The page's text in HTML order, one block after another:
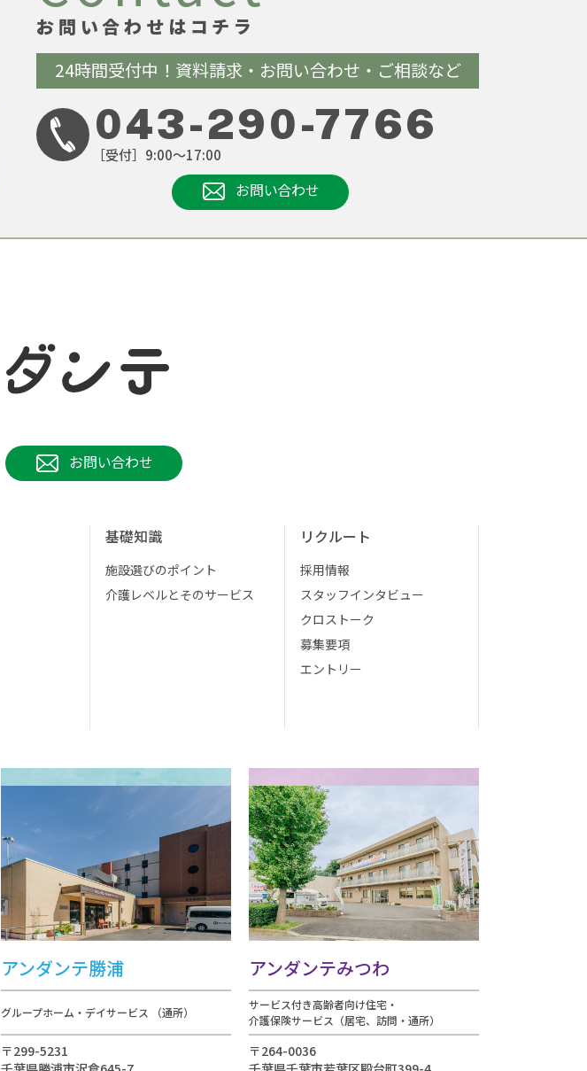
お問い合わせはコチラ
24時間受付中！ 資料請求・お問い合わせ・ご相談など
043-290-7766
［受付］9:00～17:00
お問い合わせ
お問い合わせ
基礎知識
施設選びのポイント
介護レベルとそのサービス
リクルート
採用情報
スタッフインタビュー
クロストーク
募集要項
エントリー
アンダンテ勝浦
グループホーム・デイサービス （通所）
〒299-5231
アンダンテみつわ
サービス付き高齢者向け住宅・
介護保険サービス（居宅、訪問・通所）
〒264-0036